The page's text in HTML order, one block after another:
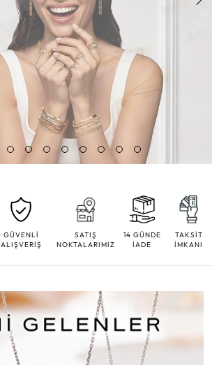
GÜVENLİ
ALIŞVERİŞ
SATIŞ
NOKTALARIMIZ
14 GÜNDE
İADE
TAKSİT
İMKANI